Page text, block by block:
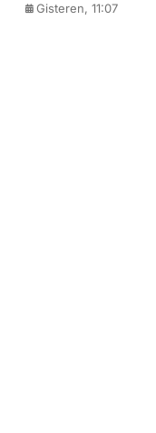
Gisteren, 11:07